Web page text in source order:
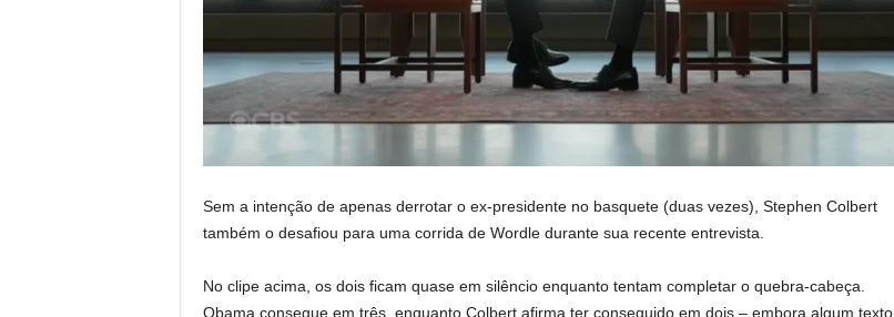
Sem a intenção de apenas derrotar o ex-presidente no basquete (duas vezes), Stephen Colbert
também o desafiou para uma corrida de Wordle durante sua recente entrevista.
No clipe acima, os dois ficam quase em silêncio enquanto tentam completar o quebra-cabeça.
Obama consegue em três, enquanto Colbert afirma ter conseguido em dois – embora algum texto